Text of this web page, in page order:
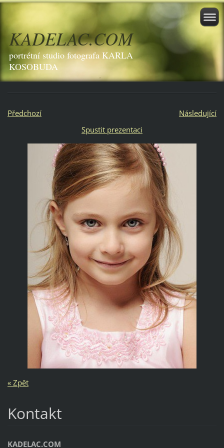
KADELAC.COM
portrétní studio fotografa KARLA
KOSOBUDA
Předchozí
Následující
Spustit prezentaci
« Zpět
Kontakt
KADELAC.COM